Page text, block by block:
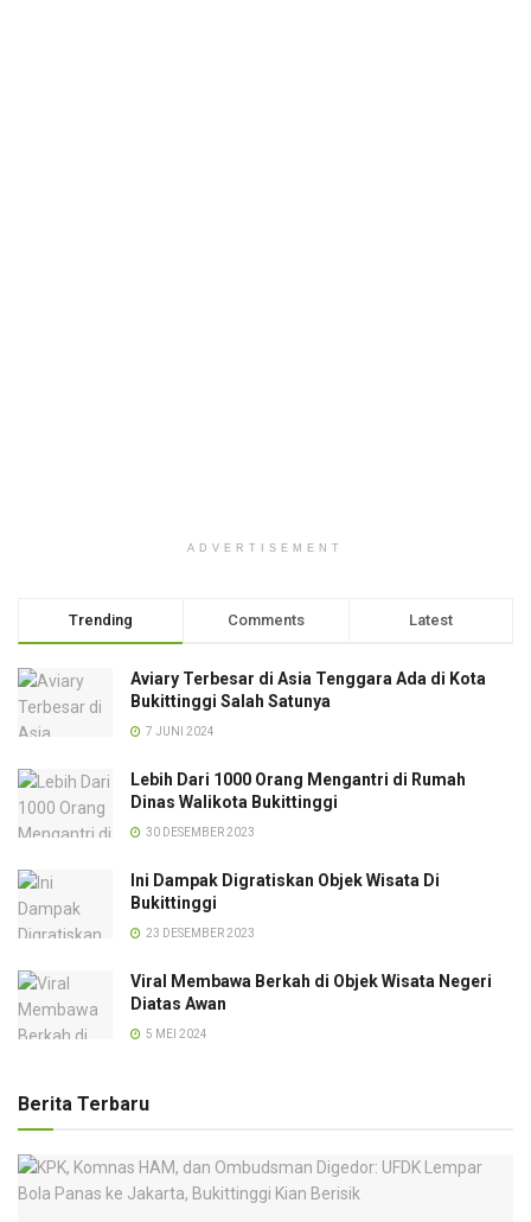
ADVERTISEMENT
Trending Comments Latest
Aviary Terbesar di Asia Tenggara Ada di Kota
Bukittinggi Salah Satunya
7 JUNI 2024
Lebih Dari 1000 Orang Mengantri di Rumah
Dinas Walikota Bukittinggi
30 DESEMBER 2023
Ini Dampak Digratiskan Objek Wisata Di
Bukittinggi
23 DESEMBER 2023
Viral Membawa Berkah di Objek Wisata Negeri
Diatas Awan
5 MEI 2024
Berita Terbaru